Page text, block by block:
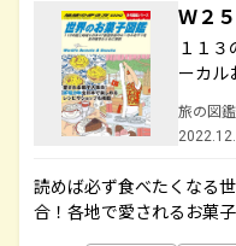
Ｗ２
１１
ーカル
旅の図鑑
読めば必ず食べたくなる
合！各地で愛されるお菓